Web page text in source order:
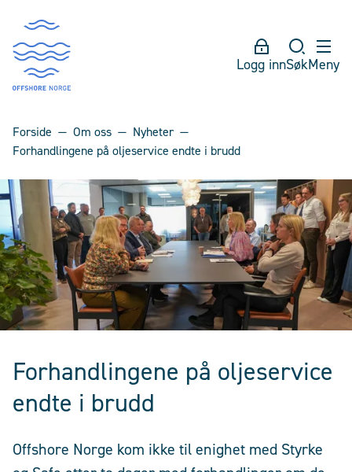
Logg innSøkMeny
Forside Om oss
Nyheter
Forhandlingene på oljeservice endte i brudd
Forhandlingene på oljeservice
endte i brudd
Offshore Norge kom ikke til enighet med Styrke